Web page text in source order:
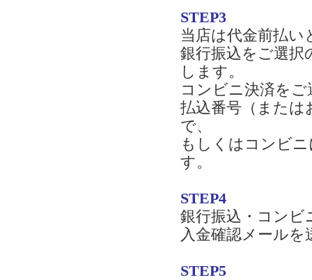
STEP3
当店は代金前払い
銀行振込をご選択
します。
コンビニ決済をご
払込番号（または
で、
もしくはコンビ
す。
STEP4
銀行振込・コンビ
入金確認メール
STEP5